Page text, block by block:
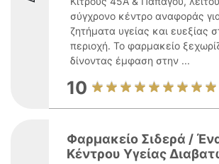
σύγχρονο κέντρο αναφοράς
ζητήματα υγείας και ευεξίας
περιοχή. Το φαρμακείο
δίνοντας έμφαση στην ...
10
Φαρμακείο Σιδερά /
Κέντρου Υγείας